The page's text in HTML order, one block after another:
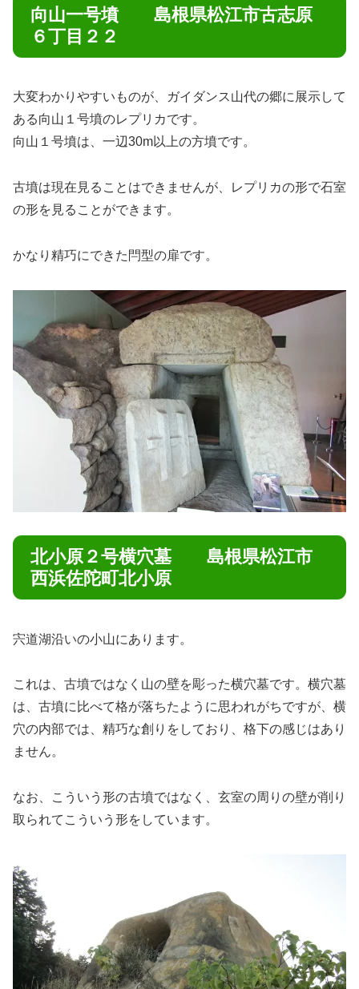
向山一号墳 島根県松江市古志原
６丁目２２
大変わかりやすいものが、ガイダンス山代の郷に展示して
ある向山１号墳のレプリカです。
向山１号墳は、一辺30m以上の方墳です。
古墳は現在見ることはできませんが、レプリカの形で石室
の形を見ることができます。
かなり精巧にできた閂型の扉です。
北小原２号横穴墓 島根県松江市
西浜佐陀町北小原
宍道湖沿いの小山にあります。
これは、古墳ではなく山の壁を彫った横穴墓です。横穴墓
は、古墳に比べて格が落ちたように思われがちですが、横
穴の内部では、精巧な創りをしており、格下の感じはあり
ません。
なお、こういう形の古墳ではなく、玄室の周りの壁が削り
取られてこういう形をしています。